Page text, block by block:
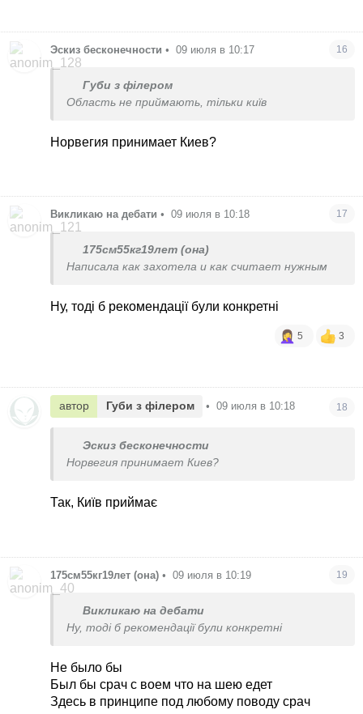
Эскиз бесконечности • 09 июля в 10:17 16
Губи з філером
Область не приймають, тільки київ
Норвегия принимает Киев?
Викликаю на дебати • 09 июля в 10:18 17
175см55кг19лет (она)
Написала как захотела и как считает нужным
Ну, тоді б рекомендації були конкретні
5 3
автор Губи з філером • 09 июля в 10:18 18
Эскиз бесконечности
Норвегия принимает Киев?
Так, Київ приймає
175см55кг19лет (она) • 09 июля в 10:19 19
Викликаю на дебати
Ну, тоді б рекомендації були конкретні
Не было бы
Был бы срач с воем что на шею едет
Здесь в принципе под любому поводу срач